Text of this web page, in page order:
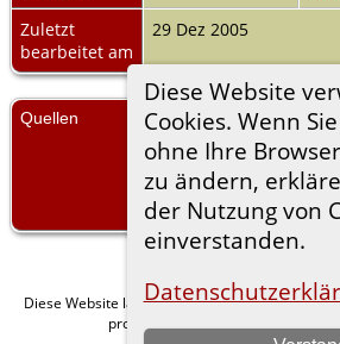
Diese Website
Cookies. Wenn
ohne Ihre
zu ändern,
der Nutzung von
einverstanden.
Zuletzt
bearbeitet am
29 Dez 2005
Quellen
Schiller (Dinkel/
[S70] Benz,
Schmid&Wein,
6.7.2000).
Diese Website läuft mitThe Next Generation of
programmiert von Darrin Lythgoe